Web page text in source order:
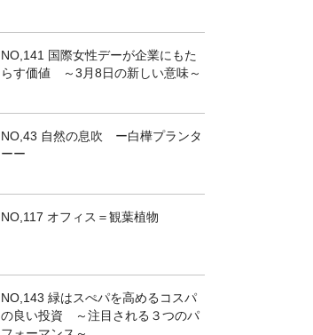
NO,141 国際女性デーが企業にもた
らす価値 ～3月8日の新しい意味～
NO,43 自然の息吹 ー白樺プランタ
ーー
NO,117 オフィス＝観葉植物
NO,143 緑はスぺパを高めるコスパ
の良い投資 ～注目される３つのパ